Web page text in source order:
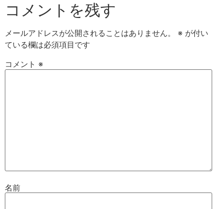
コメントを残す
メールアドレスが公開されることはありません。 ※ が付い
ている欄は必須項目です
コメント ※
名前